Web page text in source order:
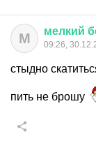
М мелкий
09:26,
стыдно
пить не брошу